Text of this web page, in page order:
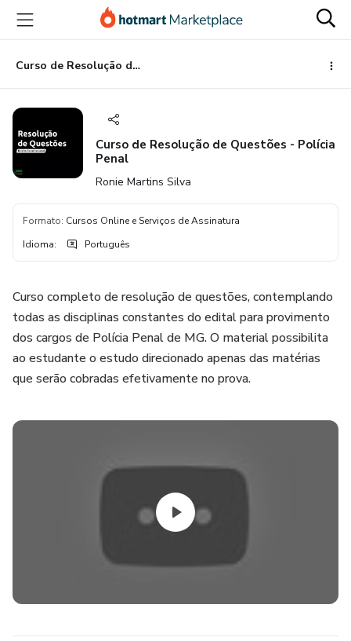
para
conteúdo
principal
para
pagamento
para
rodapé
Curso de Resolução de Questões - Polícia Penal
Curso de Resolução de Questões - Polícia
Penal
Ronie Martins Silva
Formato: Cursos Online e Serviços de Assinatura
Idioma: Português
Curso completo de resolução de questões, contemplando
todas as disciplinas constantes do edital para provimento
dos cargos de Polícia Penal de MG. O material possibilita
ao estudante o estudo direcionado apenas das matérias
que serão cobradas efetivamente no prova.